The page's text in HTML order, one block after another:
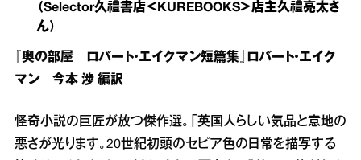
（Selector久禮書店＜KUREBOOKS＞店主久禮亮太さ
ん）
『奥の部屋 ロバート・エイクマン短篇集』ロバート・エイク
マン 今本 渉 編訳
怪奇小説の巨匠が放つ傑作選。「英国人らしい気品と意地の
悪さが光ります。20世紀初頭のセピア色の日常を描写する